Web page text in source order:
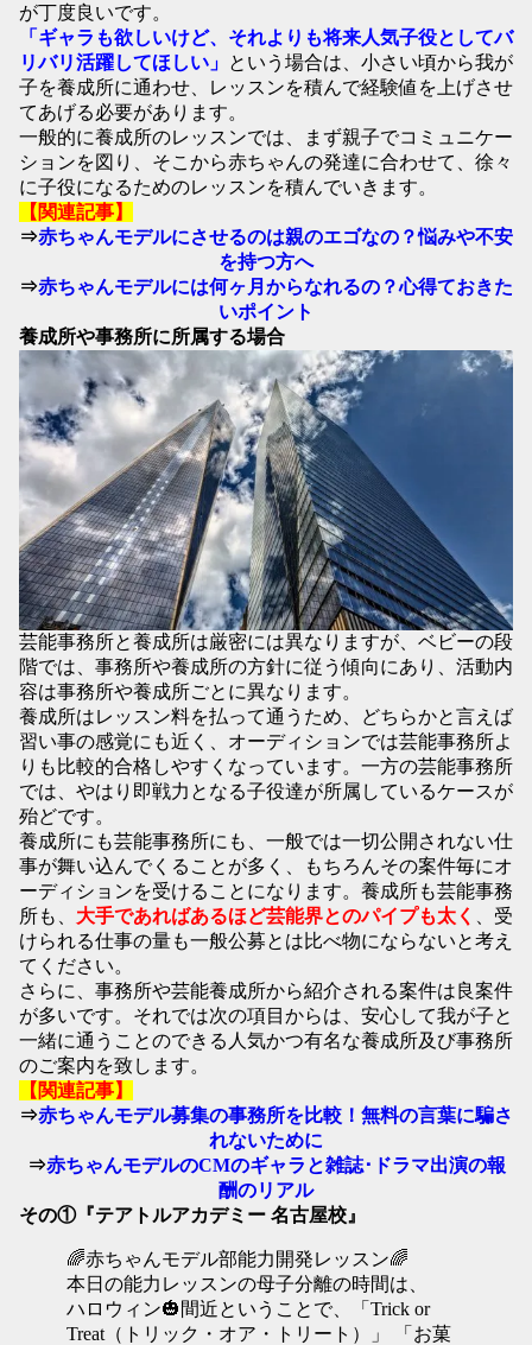
が丁度良いです。
「ギャラも欲しいけど、それよりも将来人気子役としてバ
リバリ活躍してほしい」 という場合は、小さい頃から我が
子を養成所に通わせ、レッスンを積んで経験値を上げさせ
てあげる必要があります。
一般的に養成所のレッスンでは、まず親子でコミュニケー
ションを図り、そこから赤ちゃんの発達に合わせて、徐々
に子役になるためのレッスンを積んでいきます。
【関連記事】
⇒赤ちゃんモデルにさせるのは親のエゴなの？悩みや不安
を持つ方へ
⇒赤ちゃんモデルには何ヶ月からなれるの？心得ておきた
いポイント
養成所や事務所に所属する場合
芸能事務所と養成所は厳密には異なりますが、ベビーの段
階では、事務所や養成所の方針に従う傾向にあり、活動内
容は事務所や養成所ごとに異なります。
養成所はレッスン料を払って通うため、どちらかと言えば
習い事の感覚にも近く、オーディションでは芸能事務所よ
りも比較的合格しやすくなっています。一方の芸能事務所
では、やはり即戦力となる子役達が所属しているケースが
殆どです。
養成所にも芸能事務所にも、一般では一切公開されない仕
事が舞い込んでくることが多く、もちろんその案件毎にオ
ーディションを受けることになります。養成所も芸能事務
所も、 大手であればあるほど芸能界とのパイプも太く 、受
けられる仕事の量も一般公募とは比べ物にならないと考え
てください。
さらに、事務所や芸能養成所から紹介される案件は良案件
が多いです。それでは次の項目からは、安心して我が子と
一緒に通うことのできる人気かつ有名な養成所及び事務所
のご案内を致します。
【関連記事】
⇒赤ちゃんモデル募集の事務所を比較！無料の言葉に騙さ
れないために
⇒赤ちゃんモデルのCMのギャラと雑誌･ドラマ出演の報
酬のリアル
その①『テアトルアカデミー 名古屋校』
🌈赤ちゃんモデル部能力開発レッスン🌈
本日の能力レッスンの母子分離の時間は、
ハロウィン🎃間近ということで、「Trick or
Treat（トリック・オア・トリート）」 「お菓